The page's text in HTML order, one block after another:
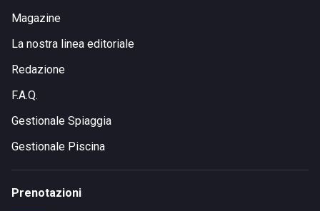
Magazine
La nostra linea editoriale
Redazione
F.A.Q.
Gestionale Spiaggia
Gestionale Piscina
Prenotazioni